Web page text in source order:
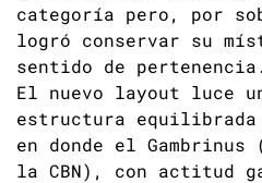
categoría pero, por
logró conservar su
sentido de pertenencia.
El nuevo layout luce
estructura
en donde el Gambrinus
la CBN), con actitud